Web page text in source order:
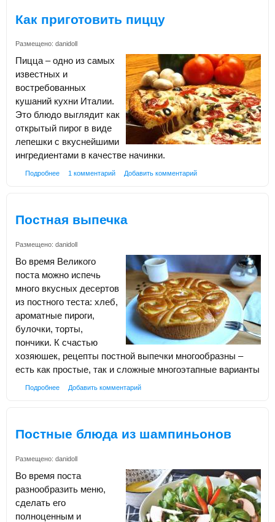
Как приготовить пиццу
Размещено: danidoll
Пицца – одно из самых
известных и
востребованных
кушаний кухни Италии.
Это блюдо выглядит как
открытый пирог в виде
лепешки с вкуснейшими
ингредиентами в качестве начинки.
Подробнее 1 комментарий Добавить комментарий
Постная выпечка
Размещено: danidoll
Во время Великого
поста можно испечь
много вкусных десертов
из постного теста: хлеб,
ароматные пироги,
булочки, торты,
пончики. К счастью
хозяюшек, рецепты постной выпечки многообразны –
есть как простые, так и сложные многоэтапные варианты
Подробнее Добавить комментарий
Постные блюда из шампиньонов
Размещено: danidoll
Во время поста
разнообразить меню,
сделать его
полноценным и